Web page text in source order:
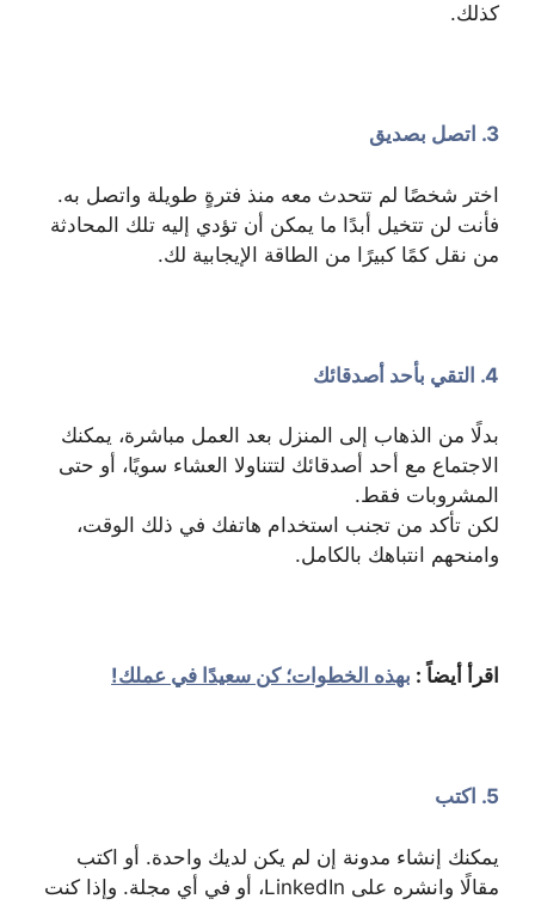
كذلك.
3. اتصل بصديق
اختر شخصًا لم تتحدث معه منذ فترةٍ طويلة واتصل به.
فأنت لن تتخيل أبدًا ما يمكن أن تؤدي إليه تلك المحادثة
من نقل كمًا كبيرًا من الطاقة الإيجابية لك.
4. التقي بأحد أصدقائك
بدلًا من الذهاب إلى المنزل بعد العمل مباشرة، يمكنك
الاجتماع مع أحد أصدقائك لتتناولا العشاء سويًا، أو حتى
المشروبات فقط.
لكن تأكد من تجنب استخدام هاتفك في ذلك الوقت،
وامنحهم انتباهك بالكامل.
اقرأ أيضاً : بهذه الخطوات؛ كن سعيدًا في عملك!
5. اكتب
يمكنك إنشاء مدونة إن لم يكن لديك واحدة. أو اكتب
مقالًا وانشره على LinkedIn، أو في أي مجلة. وإذا كنت